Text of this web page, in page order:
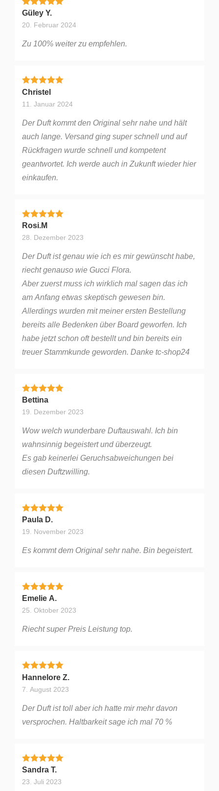
Bewertet mit
Güley Y.
20. Februar 2024
Zu 100% weiter zu empfehlen.
Bewertet mit
Christel
11. Januar 2024
Der Duft kommt den Original sehr nahe und hält
auch lange. Versand ging super schnell und auf
Rückfragen wurde schnell und kompetent
geantwortet. Ich werde auch in Zukunft wieder hier
einkaufen.
Bewertet mit
Rosi.M
28. Dezember 2023
Der Duft ist genau wie ich es mir gewünscht habe,
riecht genauso wie Gucci Flora.
Aber zuerst muss ich wirklich mal sagen das ich
am Anfang etwas skeptisch gewesen bin.
Allerdings wurden mit meiner ersten Bestellung
bereits alle Bedenken über Board geworfen. Ich
habe jetzt schon oft bestellt und bin bereits ein
treuer Stammkunde geworden. Danke tc-shop24
Bewertet mit
Bettina
19. Dezember 2023
Wow welch wunderbare Duftauswahl. Ich bin
wahnsinnig begeistert und überzeugt.
Es gab keinerlei Geruchsabweichungen bei
diesen Duftzwilling.
Bewertet mit
Paula D.
19. November 2023
Es kommt dem Original sehr nahe. Bin begeistert.
Bewertet mit
Emelie A.
25. Oktober 2023
Riecht super Preis Leistung top.
Bewertet mit4
Hannelore Z.
7. August 2023
Der Duft ist toll aber ich hatte mir mehr davon
versprochen. Haltbarkeit sage ich mal 70 %
Bewertet mit
Sandra T.
23. Juli 2023